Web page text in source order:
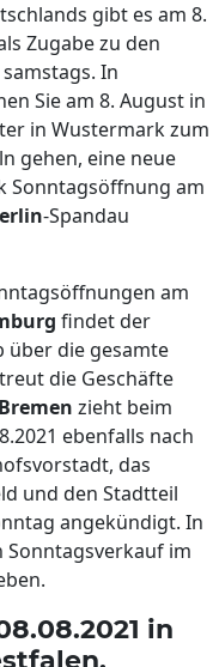
gibt es am 8.
Zugabe zu den
In
Sie am 8. August in
in Wustermark zum
gehen, eine neue
Sonntagsöffnung am
-Spandau
am
findet der
über die gesamte
die Geschäfte
Bremen zieht beim
ebenfalls nach
das
und den Stadtteil
angekündigt. In
Sonntagsverkauf im
in